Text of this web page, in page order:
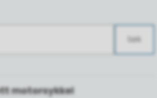
Søk
motorsykkel